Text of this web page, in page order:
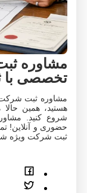
مشاوره
تخصصی با
مشاوره ثبت
هستید، همین
شروع کنید.
حضوری و آنلاین!
ثبت شرکت ویژه